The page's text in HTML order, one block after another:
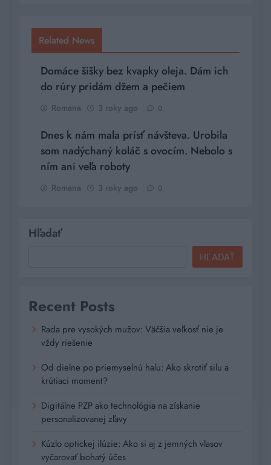
Related News
Domáce šišky bez kvapky oleja. Dám ich
do rúry pridám džem a pečiem
Romana 3 roky ago 0
Dnes k nám mala prísť návšteva. Urobila
som nadýchaný koláč s ovocím. Nebolo s
ním ani veľa roboty
Romana 3 roky ago 0
Hľadať
HĽADAŤ
Recent Posts
Rada pre vysokých mužov: Väčšia veľkosť nie je
vždy riešenie
Od dielne po priemyselnú halu: Ako skrotiť silu a
krútiaci moment?
Digitálne PZP ako technológia na získanie
personalizovanej zľavy
Kúzlo optickej ilúzie: Ako si aj z jemných vlasov
vyčarovať bohatý účes